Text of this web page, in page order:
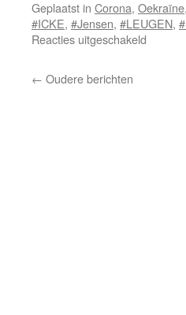
Geplaatst in Corona, Oekraïne,
#ICKE, #Jensen, #LEUGEN,
Reacties uitgeschakeld
← Oudere berichten